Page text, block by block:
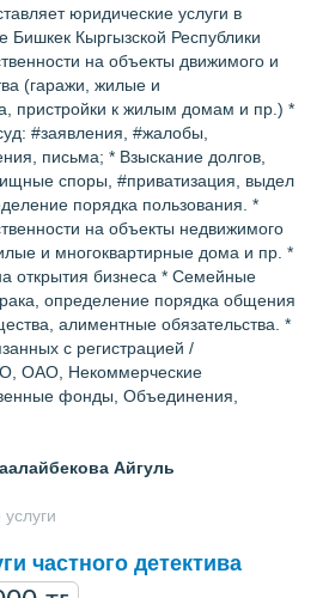
юридические услуги в
Бишкек Кыргызской Республики
на объекты движимого и
(гаражи, жилые и
пристройки к жилым домам и пр.) *
#заявления, #жалобы,
письма; * Взыскание долгов,
споры, #приватизация, выдел
порядка пользования. *
на объекты недвижимого
и многоквартирные дома и пр. *
открытия бизнеса * Семейные
определение порядка общения
алиментные обязательства. *
с регистрацией /
ОАО, Некоммерческие
фонды, Объединения,
Айгуль
частного детектива